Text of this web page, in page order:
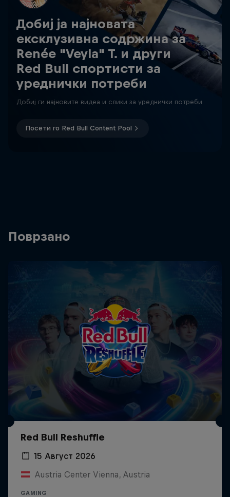
Добиј ја најновата
ексклузивна содржина за
Renée "Veyla" T. и други
Red Bull спортисти за
уреднички потреби
Добиј ги најновите видеа и слики за уреднички потреби
Посети го Red Bull Content Pool
Поврзано
Red Bull Reshuffle
15 Август 2026
Austria Center Vienna, Austria
GAMING